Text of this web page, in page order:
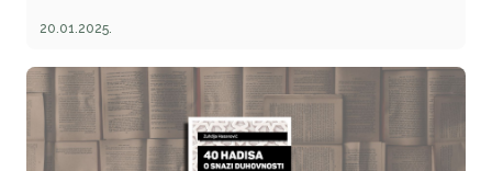
20.01.2025.